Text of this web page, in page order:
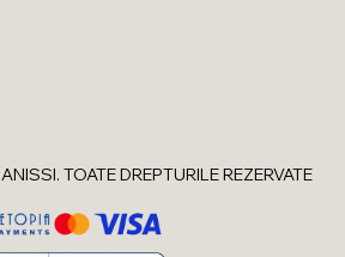
TOATE DREPTURILE REZERVATE